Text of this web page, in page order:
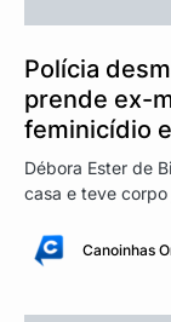
Polícia
prende ex-
feminicídio
Débora Ester de
casa e teve
Canoinhas